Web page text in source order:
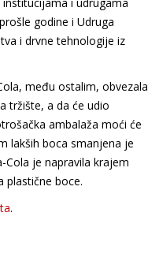
godine i Udruga
i drvne tehnologije iz
među ostalim, obvezala
tržište, a da će udio
ambalaža moći će
lakših boca smanjena je
Cola je napravila krajem
plastične boce.
.